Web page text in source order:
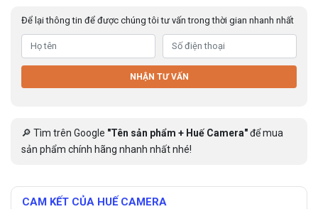
Để lại thông tin để được chúng tôi tư vấn trong thời gian nhanh nhất
NHẬN TƯ VẤN
🔎 Tìm trên Google "Tên sản phẩm + Huế Camera"để mua
sản phẩm chính hãng nhanh nhất nhé!
CAM KẾT CỦA HUẾ CAMERA